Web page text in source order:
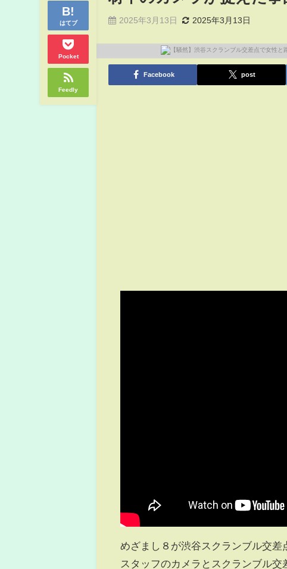
はてブ
Pocket
Feedly
2025年3月13日 2025年3月13日
Facebook post
めざまし８が渋谷スクランブル交差
スタッフのカメラとスクランブル交